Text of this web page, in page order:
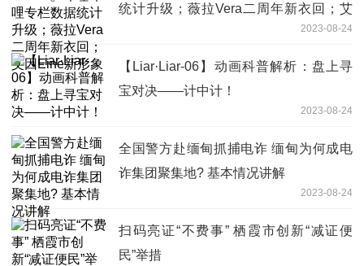
统计升级；薇拉Vera二周年新衣回；艾
2023-08-24
【Liar·Liar-06】动画科普解析：盘上寻
宝对决——计中计！
2023-08-24
全国警方赴缅甸抓捕电诈 缅甸为何成电
诈集团聚集地? 基本情况讲解
2023-08-24
扫码亮证“不费事” 栖霞市创新“减证便
民”举措